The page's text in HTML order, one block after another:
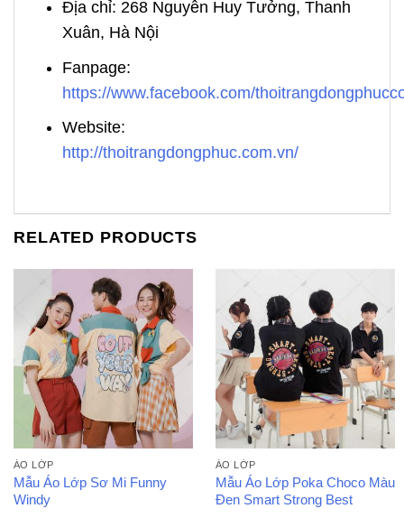
Địa chỉ: 268 Nguyễn Huy Tưởng, Thanh
Xuân, Hà Nội
Fanpage:
https://www.facebook.com/
Website:
http://thoitrangdongphuc.com.vn/
RELATED PRODUCTS
ÁO LỚP
Mẫu Áo Lớp Sơ Mi Funny
Windy
ÁO LỚP
Mẫu Áo Lớp Poka Choco Màu
Đen Smart Strong Best